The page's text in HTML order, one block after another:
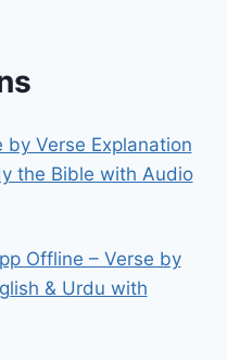
by Verse Explanation
the Bible with Audio
Offline – Verse by
& Urdu with